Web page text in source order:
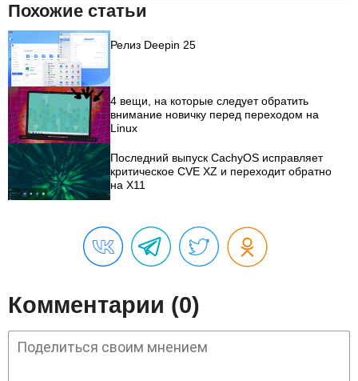
Похожие статьи
Релиз Deepin 25
4 вещи, на которые следует обратить
внимание новичку перед переходом на
Linux
Последний выпуск CachyOS исправляет
критическое CVE XZ и переходит обратно
на X11
Комментарии (0)